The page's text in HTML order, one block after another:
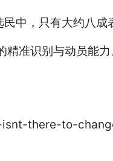
中，只有大约八成
准识别与动员能
there-to-